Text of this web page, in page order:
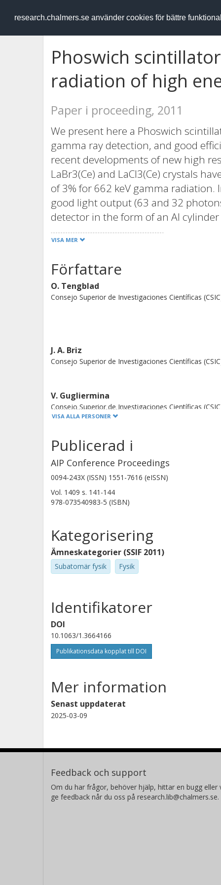
research.chalmers.se använder cookies för bättre
RESEARCH.chalmers.se
Phoswich
radiation of high
Paper i proceeding, 2011
We present here a Phoswich
gamma ray detection, and good
recent developments of new high
LaBr3(Ce) and LaCl3(Ce) crystals
of 3% for 662 keV gamma
good light output (63 and 32
detector in the form of an Al
mm with 2 mm wall thickness,
diameter and 30 mm length directly
To the glass window a Hamamatsu
coupled using silicon optical
VISA MER
Författare
O. Tengblad
Consejo Superior de Investigaciones Científicas
J. A. Briz
Consejo Superior de Investigaciones Científicas
V. Gugliermina
Consejo Superior de Investigaciones Científicas
J. Sanchez Del Rio
Consejo Superior de Investigaciones Científicas (CSIC)
Johan Bergström
Forskning Andra publikationer
E. Gallneby
Klas Jareteg
Chalmers, Teknisk fysik, Subatomär fysik
Forskning Andra publikationer
Chalmers, Teknisk fysik, Subatomär fysik
VISA ALLA PERSONER
Publicerad i
AIP Conference Proceedings
0094-243X (ISSN) 1551-7616 (eISSN)
Vol. 1409 s. 141-144
978-073540983-5 (ISBN)
Kategorisering
Ämneskategorier (SSIF 2011)
Subatomär fysik Fysik
Identifikatorer
DOI
10.1063/1.3664166
Publikationsdata kopplat till DOI
Mer information
Senast uppdaterat
2025-03-09
Feedback och support
Om du har frågor, behöver hjälp, hittar en bugg eller
ge feedback når du oss på research.lib@chalmers.se.